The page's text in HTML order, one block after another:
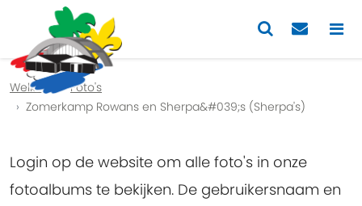
Previous
Welkom
Foto's
Zomerkamp Rowans en Sherpa&#039;s (Sherpa's)
Login op de website om alle foto's in onze
fotoalbums te bekijken. De gebruikersnaam en